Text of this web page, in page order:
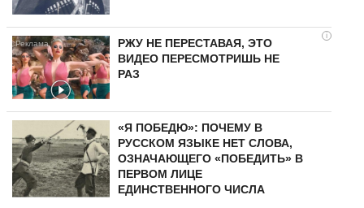
i
РЖУ НЕ ПЕРЕСТАВАЯ, ЭТО
ВИДЕО ПЕРЕСМОТРИШЬ НЕ
РАЗ
«Я ПОБЕДЮ»: ПОЧЕМУ В
РУССКОМ ЯЗЫКЕ НЕТ СЛОВА,
ОЗНАЧАЮЩЕГО «ПОБЕДИТЬ» В
ПЕРВОМ ЛИЦЕ
ЕДИНСТВЕННОГО ЧИСЛА